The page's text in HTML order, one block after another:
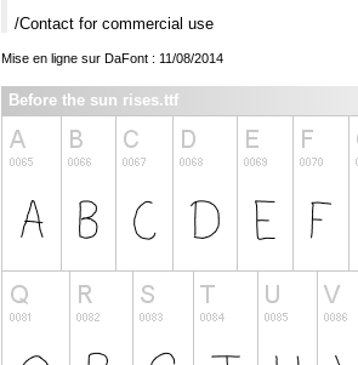
/Contact for commercial use
Mise en ligne sur DaFont : 11/08/2014
Before the sun rises.ttf